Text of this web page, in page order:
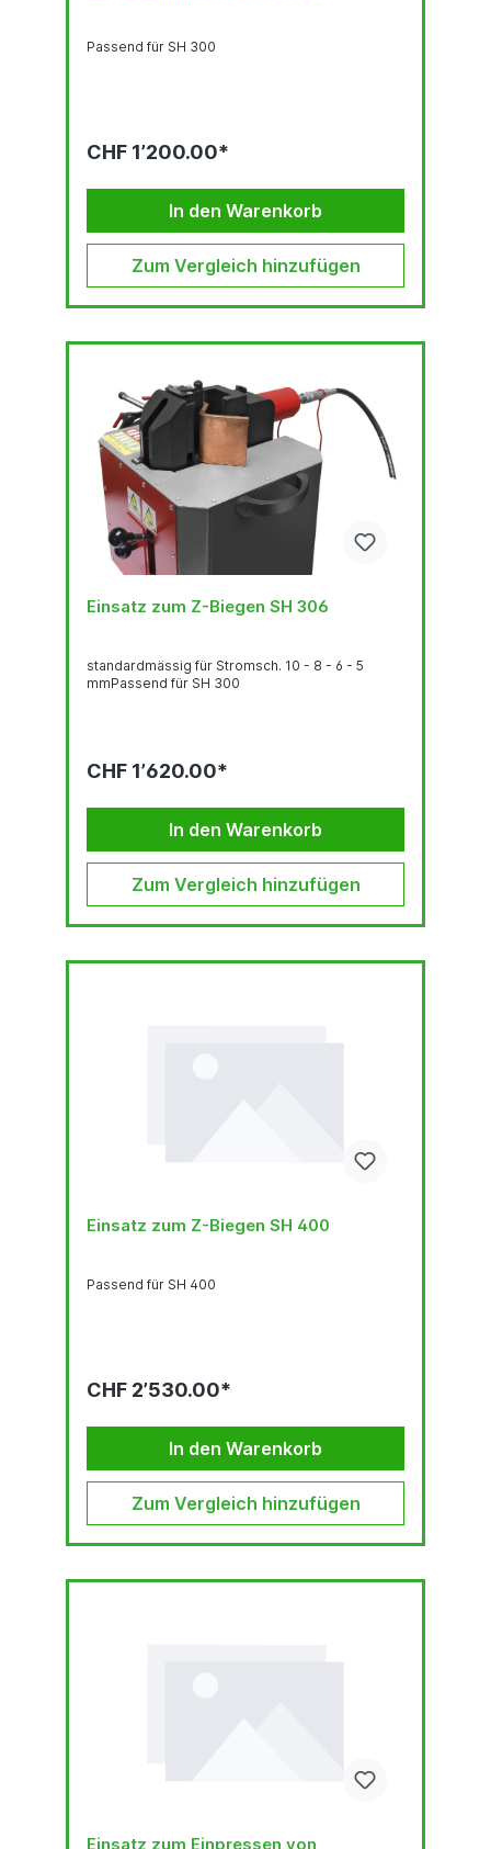
Passend für SH 300
CHF 1’200.00*
In den Warenkorb
Zum Vergleich hinzufügen
Einsatz zum Z-Biegen SH 306
standardmässig für Stromsch. 10 - 8 - 6 - 5
mmPassend für SH 300
CHF 1’620.00*
In den Warenkorb
Zum Vergleich hinzufügen
Einsatz zum Z-Biegen SH 400
Passend für SH 400
CHF 2’530.00*
In den Warenkorb
Zum Vergleich hinzufügen
Einsatz zum Einpressen von